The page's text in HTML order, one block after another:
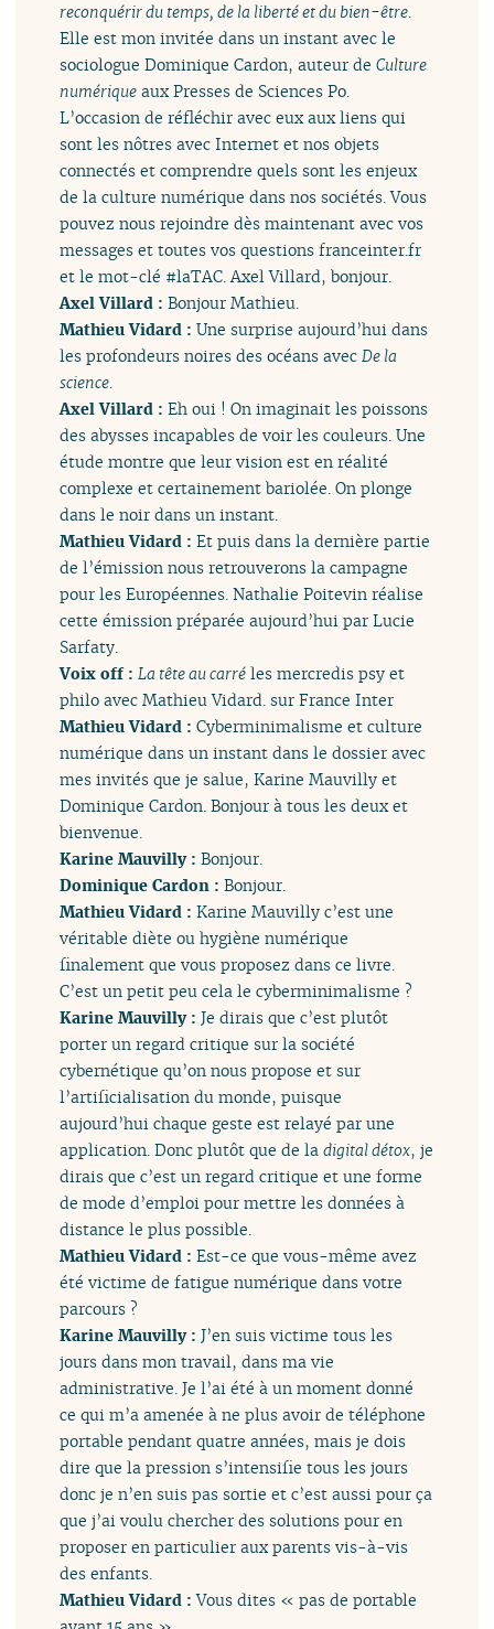
reconquérir du temps, de la liberté et du bien-être.
Elle est mon invitée dans un instant avec le
sociologue Dominique Cardon, auteur deCulture
numérique aux Presses de Sciences Po.
L’occasion de réfléchir avec eux aux liens qui
sont les nôtres avec Internet et nos objets
connectés et comprendre quels sont les enjeux
de la culture numérique dans nos sociétés. Vous
pouvez nous rejoindre dès maintenant avec vos
messages et toutes vos questions franceinter.fr
et le mot-clé #laTAC. Axel Villard, bonjour.
Axel Villard :Bonjour Mathieu.
Mathieu Vidard :Une surprise aujourd’hui dans
les profondeurs noires des océans avecDe la
science.
Axel Villard :Eh oui ! On imaginait les poissons
des abysses incapables de voir les couleurs. Une
étude montre que leur vision est en réalité
complexe et certainement bariolée. On plonge
dans le noir dans un instant.
Mathieu Vidard :Et puis dans la dernière partie
de l’émission nous retrouverons la campagne
pour les Européennes. Nathalie Poitevin réalise
cette émission préparée aujourd’hui par Lucie
Sarfaty.
Voix off :La tête au carré les mercredis psy et
philo avec Mathieu Vidard. sur France Inter
Mathieu Vidard :Cyberminimalisme et culture
numérique dans un instant dans le dossier avec
mes invités que je salue, Karine Mauvilly et
Dominique Cardon. Bonjour à tous les deux et
bienvenue.
Karine Mauvilly :Bonjour.
Dominique Cardon :Bonjour.
Mathieu Vidard :Karine Mauvilly c’est une
véritable diète ou hygiène numérique
finalement que vous proposez dans ce livre.
C’est un petit peu cela le cyberminimalisme ?
Karine Mauvilly :Je dirais que c’est plutôt
porter un regard critique sur la société
cybernétique qu’on nous propose et sur
l’artificialisation du monde, puisque
aujourd’hui chaque geste est relayé par une
application. Donc plutôt que de ladigital détox, je
dirais que c’est un regard critique et une forme
de mode d’emploi pour mettre les données à
distance le plus possible.
Mathieu Vidard :Est-ce que vous-même avez
été victime de fatigue numérique dans votre
parcours ?
Karine Mauvilly :J’en suis victime tous les
jours dans mon travail, dans ma vie
administrative. Je l’ai été à un moment donné
ce qui m’a amenée à ne plus avoir de téléphone
portable pendant quatre années, mais je dois
dire que la pression s’intensifie tous les jours
donc je n’en suis pas sortie et c’est aussi pour ça
que j’ai voulu chercher des solutions pour en
proposer en particulier aux parents vis-à-vis
des enfants.
Mathieu Vidard :Vous dites « pas de portable